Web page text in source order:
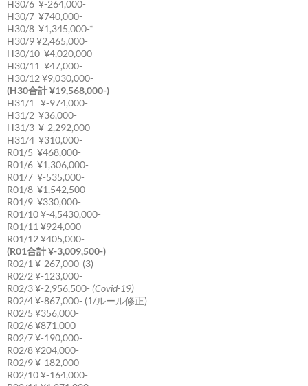
H30/6 ¥-264,000-
H30/7 ¥740,000-
H30/8 ¥1,345,000-*
H30/9 ¥2,465,000-
H30/10 ¥4,020,000-
H30/11 ¥47,000-
H30/12 ¥9,030,000-
(H30合計 ¥19,568,000-)
H31/1 ¥-974,000-
H31/2 ¥36,000-
H31/3 ¥-2,292,000-
H31/4 ¥310,000-
R01/5 ¥468,000-
R01/6 ¥1,306,000-
R01/7 ¥-535,000-
R01/8 ¥1,542,500-
R01/9 ¥330,000-
R01/10 ¥-4,5430,000-
R01/11 ¥924,000-
R01/12 ¥405,000-
(R01合計 ¥-3,009,500-)
R02/1 ¥-267,000-(3)
R02/2 ¥-123,000-
R02/3 ¥-2,956,500- (Covid-19)
R02/4 ¥-867,000- (1/ルール修正)
R02/5 ¥356,000-
R02/6 ¥871,000-
R02/7 ¥-190,000-
R02/8 ¥204,000-
R02/9 ¥-182,000-
R02/10 ¥-164,000-